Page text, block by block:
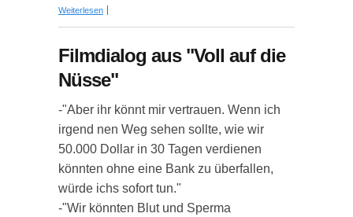
Weiterlesen über Filmzitat aus "White Lines"
Filmdialog aus "Voll auf die
Nüsse"
-"Aber ihr könnt mir vertrauen. Wenn ich
irgend nen Weg sehen sollte, wie wir
50.000 Dollar in 30 Tagen verdienen
könnten ohne eine Bank zu überfallen,
würde ichs sofort tun."
-"Wir könnten Blut und Sperma